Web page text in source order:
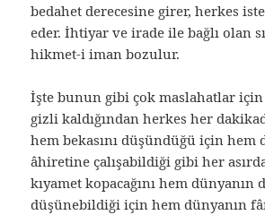
bedahet derecesine girer, herkes
eder. İhtiyar ve irade ile bağlı olan
hikmet-i iman bozulur.
İşte bunun gibi çok maslahatlar
gizli kaldığından herkes her
hem bekasını düşündüğü için hem
âhiretine çalışabildiği gibi her
kıyamet kopacağını hem dünyanın
düşünebildiği için hem dünyanın